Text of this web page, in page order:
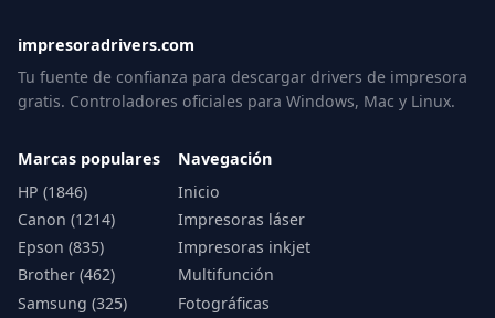
impresoradrivers.com
Tu fuente de confianza para descargar drivers de impresora
gratis. Controladores oficiales para Windows, Mac y Linux.
Marcas populares
HP (1846)
Canon (1214)
Epson (835)
Brother (462)
Samsung (325)
Navegación
Inicio
Impresoras láser
Impresoras inkjet
Multifunción
Fotográficas